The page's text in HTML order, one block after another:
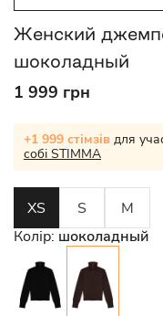
Женский
шоколадный
1 999 грн
+1 999 стімзів для
собі STIMMA
XS S
M
Колір: шоколадный